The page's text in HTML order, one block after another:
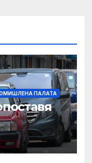
ПАЛАТА
на
за